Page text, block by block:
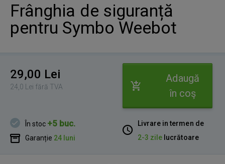
Frânghia de siguranță
pentru Symbo Weebot
29,00 Lei
24,0 Lei fără TVA
Adaugă
în coş
În stoc +5 buc.
Garanție 24 luni
Livrare in termen de
2-3 zile lucrătoare